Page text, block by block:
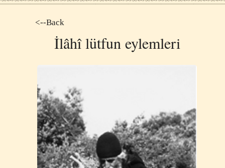
<--Back
İlâhî lütfun eylemleri